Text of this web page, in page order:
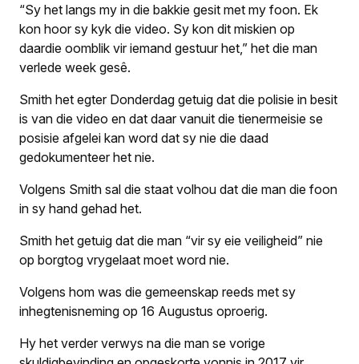
“Sy het langs my in die bakkie gesit met my foon. Ek
kon hoor sy kyk die video. Sy kon dit miskien op
daardie oomblik vir iemand gestuur het,” het die man
verlede week gesê.
Smith het egter Donderdag getuig dat die polisie in besit
is van die video en dat daar vanuit die tienermeisie se
posisie afgelei kan word dat sy nie die daad
gedokumenteer het nie.
Volgens Smith sal die staat volhou dat die man die foon
in sy hand gehad het.
Smith het getuig dat die man “vir sy eie veiligheid” nie
op borgtog vrygelaat moet word nie.
Volgens hom was die gemeenskap reeds met sy
inhegtenisneming op 16 Augustus oproerig.
Hy het verder verwys na die man se vorige